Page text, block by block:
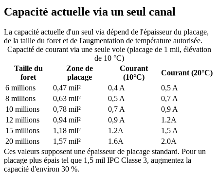
Capacité actuelle via un seul canal
La capacité actuelle d'un seul via dépend de l'épaisseur du placage,
de la taille du foret et de l'augmentation de température autorisée.
Capacité de courant via une seule voie (placage de 1 mil, élévation
de 10 °C)
Taille du
foret
Zone de
placage
Courant
(10°C)
Courant (20°C)
6 millions
0,47 mil² 0,4 A
0,5 A
8 millions
0,63 mil² 0,5 A
0,7 A
10 millions
0,78 mil² 0,7 A
0,9 A
12 millions
0,94 mil² 0,9 A
1.2A
15 millions
1,18 mil² 1.2A
1,5 A
20 millions
1,57 mil² 1.6A
2.0A
Ces valeurs supposent une épaisseur de placage standard. Pour un
placage plus épais tel que 1,5 mil IPC Classe 3, augmentez la
capacité d'environ 30 %.